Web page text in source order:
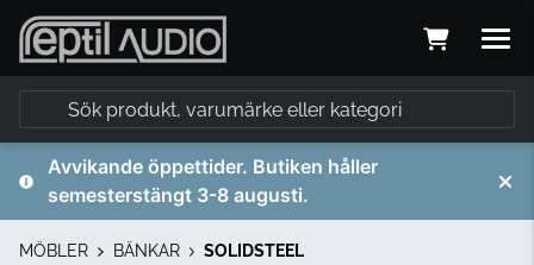
Avvikande öppettider. Butiken håller
semesterstängt 3-8 augusti.
MÖBLER BÄNKAR SOLIDSTEEL